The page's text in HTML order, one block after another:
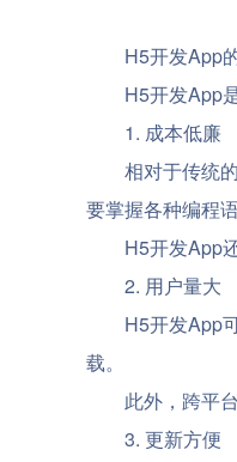
H5开发App
H5开发App
1. 成本低廉
相对于传统
要掌握各种编程
H5开发App
2. 用户量大
H5开发App
载。
此外，跨平
3. 更新方便